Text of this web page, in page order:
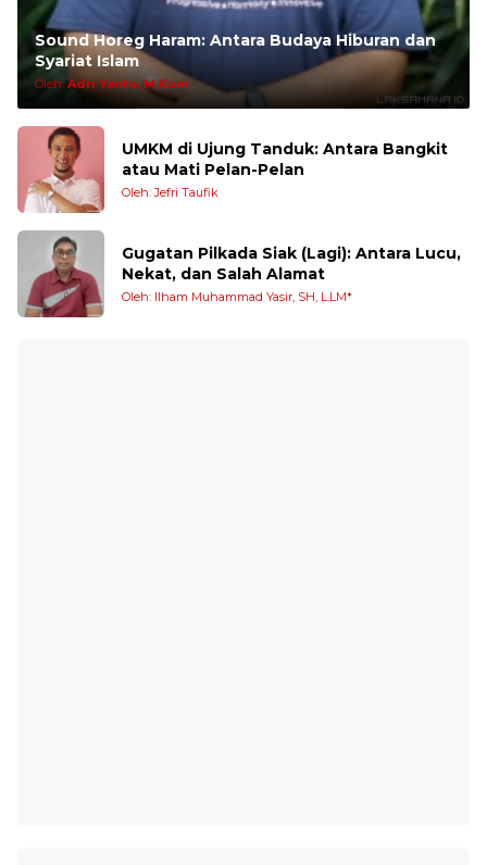
Sound Horeg Haram: Antara Budaya Hiburan dan
Syariat Islam
Oleh:Adri Yanto, M.Kom
UMKM di Ujung Tanduk: Antara Bangkit
atau Mati Pelan-Pelan
Oleh: Jefri Taufik
Gugatan Pilkada Siak (Lagi): Antara Lucu,
Nekat, dan Salah Alamat
Oleh: Ilham Muhammad Yasir, SH, L.LM*